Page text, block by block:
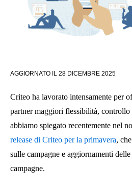
AGGIORNATO IL 28 DICEMBRE 2025
Criteo ha lavorato intensamente per
partner maggiori flessibilità, controllo
abbiamo spiegato recentemente nel
release di Criteo per la primavera,
sulle campagne e aggiornamenti
campagne.